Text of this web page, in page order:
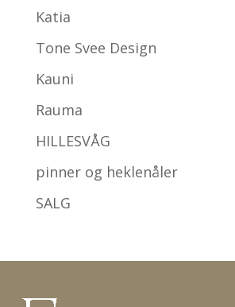
Katia
Tone Svee Design
Kauni
Rauma
HILLESVÅG
pinner og heklenåler
SALG